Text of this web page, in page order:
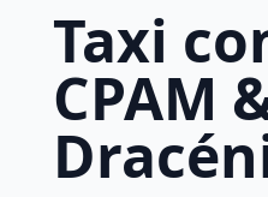
Taxi
CPAM